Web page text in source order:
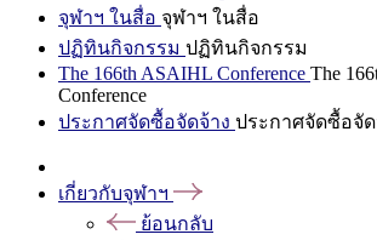
จุฬาฯ ในสื่อ จุฬาฯ ในสื่อ
ปฏิทินกิจกรรม ปฏิทินกิจกรรม
The 166th ASAIHL Conference The
Conference
ประกาศจัดซื้อจัดจ้าง ประกาศจัดซื้อจัด
เกี่ยวกับจุฬาฯ
ย้อนกลับ